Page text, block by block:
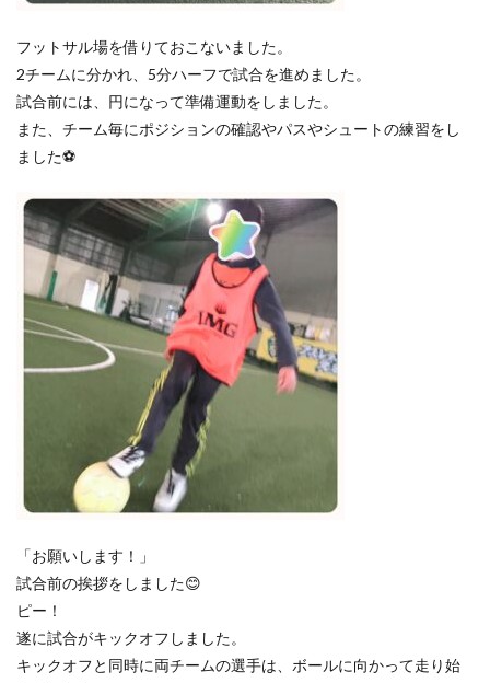
フットサル場を借りておこないました。
2チームに分かれ、5分ハーフで試合を進めました。
試合前には、円になって準備運動をしました。
また、チーム毎にポジションの確認やパスやシュートの練習をし
ました⚽
「お願いします！」
試合前の挨拶をしました😊
ピー！
遂に試合がキックオフしました。
キックオフと同時に両チームの選手は、ボールに向かって走り始